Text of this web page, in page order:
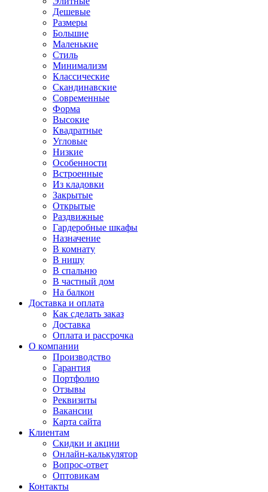
Дешевые
Размеры
Большие
Маленькие
Стиль
Минимализм
Классические
Скандинавские
Современные
Форма
Высокие
Квадратные
Угловые
Низкие
Особенности
Встроенные
Из кладовки
Закрытые
Открытые
Раздвижные
Гардеробные шкафы
Назначение
В комнату
В нишу
В спальню
В частный дом
На балкон
Доставка и оплата
Как сделать заказ
Доставка
Оплата и рассрочка
О компании
Производство
Гарантия
Портфолио
Отзывы
Реквизиты
Вакансии
Карта сайта
Клиентам
Скидки и акции
Онлайн-калькулятор
Вопрос-ответ
Оптовикам
Контакты